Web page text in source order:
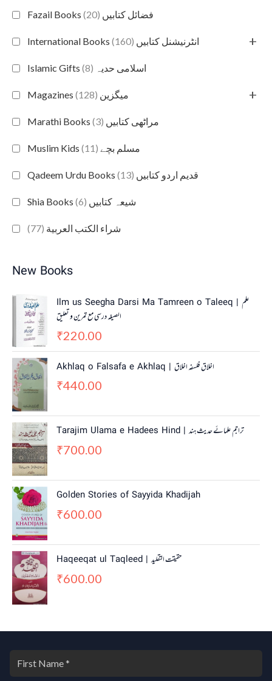
Fazail Books فضائل کتابیں (20)
International Books انٹرنیشنل کتابیں (160) +
Islamic Gifts اسلامی حدیہ (8)
Magazines میگزین (128) +
Marathi Books مراٹھی کتابیں (3)
Muslim Kids مسلم بچے (11)
Qadeem Urdu Books قدیم اردو کتابیں (13)
Shia Books شیعہ کتابیں (6)
شراء الكتب العربية (77)
New Books
Ilm us Seegha Darsi Ma Tamreen o Taleeq | علم
الصیغہ درسی مع تمرین و تعلیق
₹220.00
Akhlaq o Falsafa e Akhlaq | اخلاق فلسفہ اخلاق
₹440.00
Tarajim Ulama e Hadees Hind | تراجم علمائے حديث ہند
₹700.00
Golden Stories of Sayyida Khadijah
₹600.00
Haqeeqat ul Taqleed | حقیقت التقلید
₹600.00